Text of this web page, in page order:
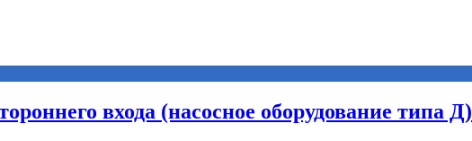
входа (насосное оборудование типа Д)